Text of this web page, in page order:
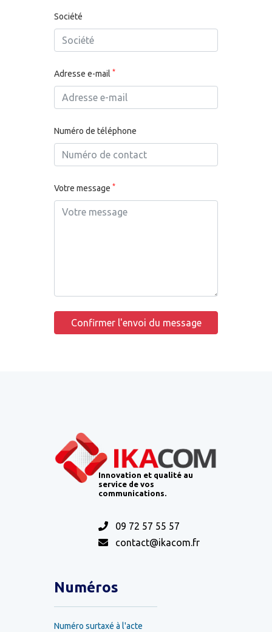
Société
Adresse e-mail *
Numéro de téléphone
Votre message *
Confirmer l'envoi du message
Innovation et qualité au
service de vos
communications.
09 72 57 55 57
contact@ikacom.fr
Numéros
Numéro surtaxé à l'acte